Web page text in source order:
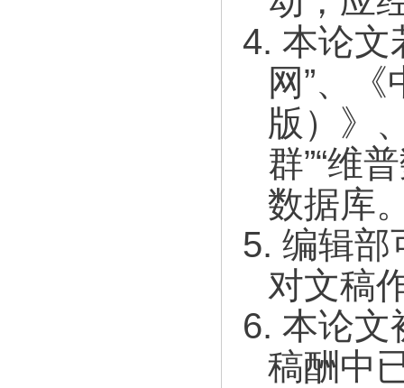
4. 本论文
网”、
版）》
群”“维
数据库
5. 编辑部
对文稿
6. 本论文
稿酬中